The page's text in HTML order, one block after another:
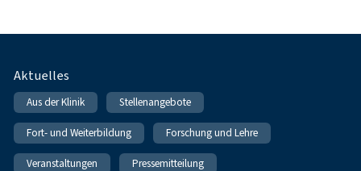
Fußnavigation
Aktuelles
Aus der Klinik Stellenangebote
Fort- und Weiterbildung Forschung und Lehre
Veranstaltungen Pressemitteilung